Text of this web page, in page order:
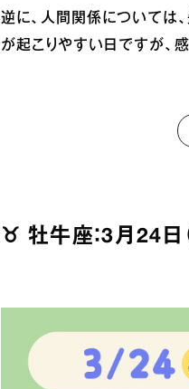
逆に、人間関係については
が起こりやすい日ですが、
♉︎ 牡牛座：3月24日